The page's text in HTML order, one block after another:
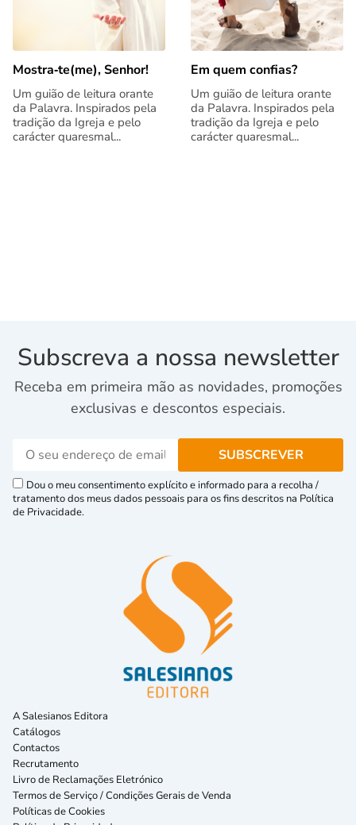
Mostra‑te(me), Senhor!
Um guião de leitura orante
da Palavra. Inspirados pela
tradição da Igreja e pelo
carácter quaresmal...
Em quem confias?
Um guião de leitura orante
da Palavra. Inspirados pela
tradição da Igreja e pelo
carácter quaresmal...
Subscreva a nossa newsletter
Receba em primeira mão as novidades, promoções
exclusivas e descontos especiais.
Dou o meu consentimento explícito e informado para a recolha /
tratamento dos meus dados pessoais para os fins descritos na Política
de Privacidade.
A Salesianos Editora
Catálogos
Contactos
Recrutamento
Livro de Reclamações Eletrónico
Termos de Serviço / Condições Gerais de Venda
Políticas de Cookies